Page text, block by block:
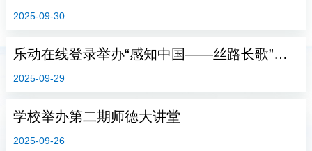
2025-09-30
乐动在线登录举办“感知中国——丝路长歌”文化体验活动
2025-09-29
学校举办第二期师德大讲堂
2025-09-26